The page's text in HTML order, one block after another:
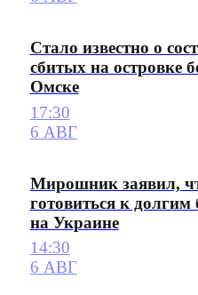
Стало известно о
сбитых на островке
Омске
17:30
6 АВГ
Мирошник заявил,
готовиться к
на Украине
14:30
6 АВГ